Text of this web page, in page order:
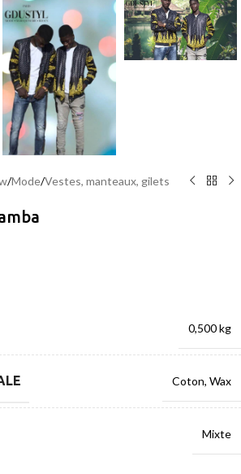
/Mode/Vestes, manteaux, gilets
0,500 kg
Coton, Wax
Mixte